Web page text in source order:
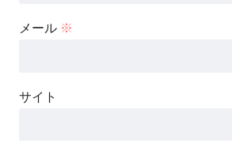
メール ※
サイト